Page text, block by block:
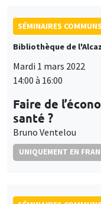
SÉMINAIRES COMMUNS
Bibliothèque de
Mardi 1 mars 2022
14:00 à 16:00
Faire de
santé ?
Bruno Ventelou
UNIQUEMENT EN